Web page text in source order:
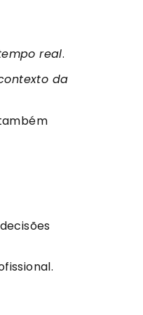
real.
da